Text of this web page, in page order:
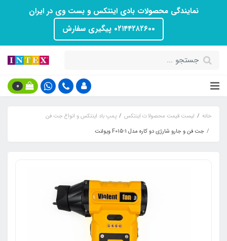
نمایندگی محصولات بادی اینتکس و بست وی در ایران
۰۲۱۴۴۲۸۲۶۰۰ پیگیری سفارش
0
خانه لیست قیمت محصولات اینتکس
پمپ باد اینتکس و انواع جت فن
جت فن و جارو شارژی دو کاره مدل F015-1 ویولنت